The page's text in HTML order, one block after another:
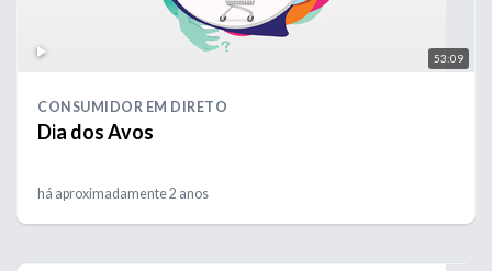
53:09
CONSUMIDOR EM DIRETO
Dia dos Avos
há aproximadamente 2 anos